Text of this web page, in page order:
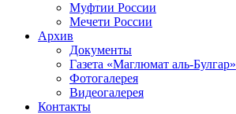
Муфтии России
Мечети России
Архив
Документы
Газета «Маглюмат аль-Булгар»
Фотогалерея
Видеогалерея
Контакты